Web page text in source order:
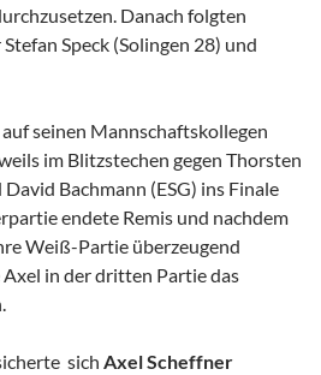
Danach folgten
Speck (Solingen 28) und
seinen Mannschaftskollegen
im Blitzstechen gegen Thorsten
Bachmann (ESG) ins Finale
endete Remis und nachdem
Weiß-Partie überzeugend
in der dritten Partie das
sich Axel Scheffner